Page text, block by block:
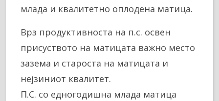
млада и квалитетно оплодена матица.
Врз продуктивноста на п.с. освен
присуството на матицата важно место
зазема и староста на матицата и
нејзиниот квалитет.
П.С. со едногодишна млада матица